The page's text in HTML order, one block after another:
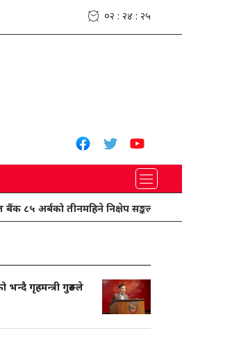
०२ : २४ : २६
तीनमहिने निक्षेप सङ्कलन गर्दै
गृहमन्त्री गुरुङले